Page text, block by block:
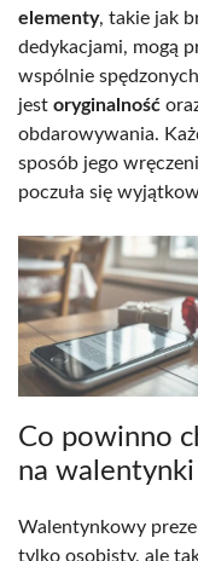
elementy, takie jak
dedykacjami, mogą
wspólnie
jest oryginalność
obdarowywania.
sposób jego
poczuła się
Co powinno
na
Walentynkowy
tylko osobisty, ale